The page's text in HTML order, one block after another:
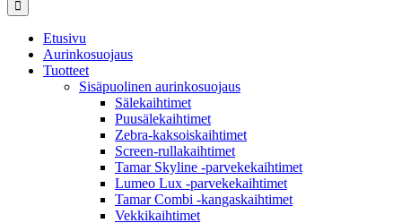
Etusivu
Aurinkosuojaus
Tuotteet
Sisäpuolinen aurinkosuojaus
Sälekaihtimet
Puusälekaihtimet
Zebra-kaksoiskaihtimet
Screen-rullakaihtimet
Tamar Skyline -parvekekaihtimet
Lumeo Lux -parvekekaihtimet
Tamar Combi -kangaskaihtimet
Vekkikaihtimet